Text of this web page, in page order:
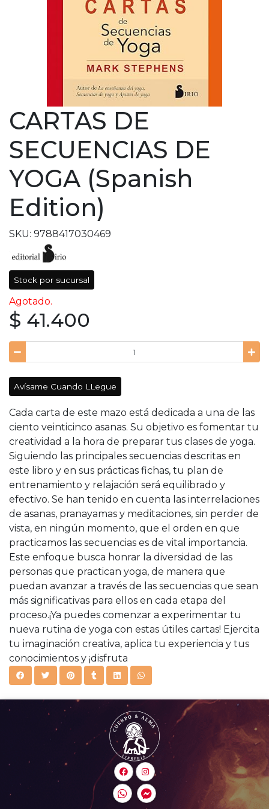
CARTAS DE
SECUENCIAS DE
YOGA (Spanish
Edition)
SKU: 9788417030469
Stock por sucursal
Agotado.
$ 41.400
Avísame Cuando LLegue
Cada carta de este mazo está dedicada a una de las
ciento veinticinco asanas. Su objetivo es fomentar tu
creati­vidad a la hora de preparar tus clases de yoga.
Siguiendo las principales secuencias descritas en
este libro y en sus prácticas fichas, tu plan de
entrenamiento y relajación será equilibrado y
efectivo. Se han tenido en cuenta las interrelaciones
de asanas, pranayamas y meditaciones, sin perder de
vista, en ningún momento, que el orden en que
practicamos las secuencias es de vital importancia.
Este enfoque busca honrar la diversidad de las
personas que practican yoga, de manera que
puedan avanzar a través de las secuencias que sean
más significativas para ellos en cada etapa del
proceso.¡Ya puedes comenzar a experimentar tu
nueva rutina de yoga con estas útiles cartas! Ejercita
tu imaginación creativa, aplica tu experiencia y tus
conocimientos y ¡disfruta